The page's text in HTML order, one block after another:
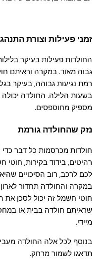
זמני פעילות וצורת
החולדות פעילות בעיקר
גבוה מאוד. במקרה וראיתם
רמת נגיעות גבוהה, בעיקר
בשעות הלילה. החולדה
מספיק מחוספסים.
נזק שהחולדה גורמת
חולדות מכרסמות כל דבר
רהיטים, בידוד בקירות,
לכם לרכב, רוב הסיכויים
במקרה והחולדה תחדור
חוטי חשמל זה יכול לסכן את
שראיתם חולדה בבית או
מיידי.
בנוסף לכל אלה החולדה
תדאגו לשמור מרחק.